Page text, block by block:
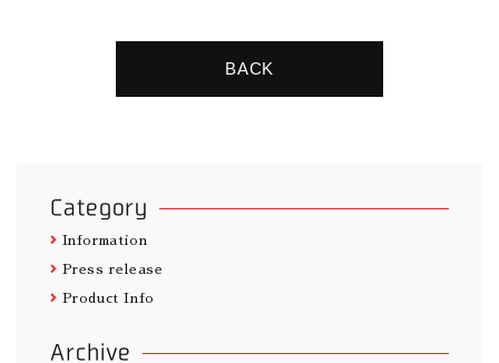
BACK
Category
Information
Press release
Product Info
Archive